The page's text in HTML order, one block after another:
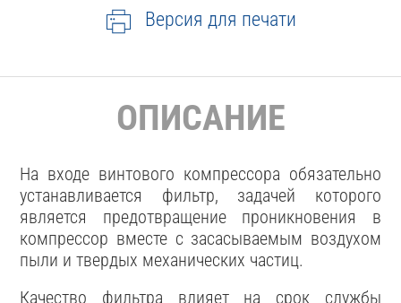
Версия для печати
ОПИСАНИЕ
На входе винтового компрессора обязательно
устанавливается фильтр, задачей которого
является предотвращение проникновения в
компрессор вместе с засасываемым воздухом
пыли и твердых механических частиц.
Качество фильтра влияет на срок службы